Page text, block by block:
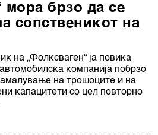
мора брзо да се
сопственикот на
на „Фолксваген“ ја повика
компанија побрзо
на трошоците и на
капацитети со цел повторно